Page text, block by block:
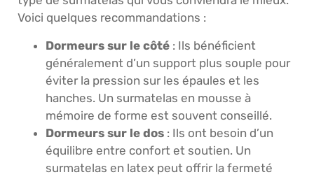
Voici quelques recommandations :
Dormeurs sur le côté : Ils bénéficient
généralement d’un support plus souple pour
éviter la pression sur les épaules et les
hanches. Un surmatelas en mousse à
mémoire de forme est souvent conseillé.
Dormeurs sur le dos : Ils ont besoin d’un
équilibre entre confort et soutien. Un
surmatelas en latex peut offrir la fermeté